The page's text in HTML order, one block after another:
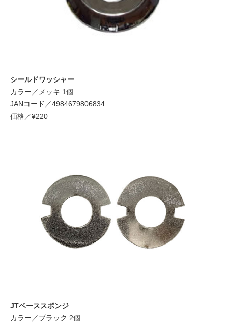
シールドワッシャー
カラー／メッキ 1個
JANコード／4984679806834
価格／¥220
JTベーススポンジ
カラー／ブラック 2個